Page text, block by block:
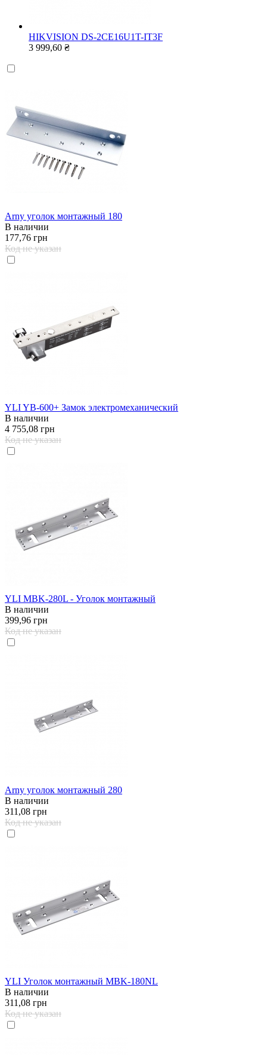
HIKVISION DS-2CE16U1T-IT3F
3 999,60 ₴
Arny уголок монтажный 180
В наличии
177,76 грн
Код не указан
YLI YB-600+ Замок электромеханический
В наличии
4 755,08 грн
Код не указан
YLI MBK-280L - Уголок монтажный
В наличии
399,96 грн
Код не указан
Arny уголок монтажный 280
В наличии
311,08 грн
Код не указан
YLI Уголок монтажный MBK-180NL
В наличии
311,08 грн
Код не указан